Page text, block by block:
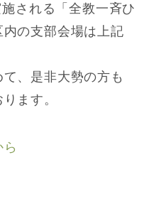
される「全教一斉ひ
の支部会場は上記
、是非大勢の方も
ます。